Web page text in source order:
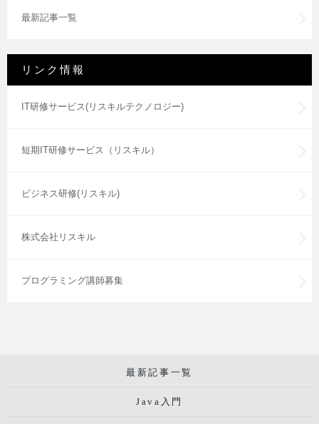
最新記事一覧
リンク情報
IT研修サービス(リスキルテクノロジー)
短期IT研修サービス（リスキル）
ビジネス研修(リスキル)
株式会社リスキル
プログラミング講師募集
最新記事一覧
Java入門